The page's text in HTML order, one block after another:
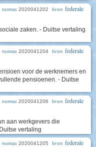
numac 2020041202 bron federale
zaken. - Duitse vertaling
numac 2020041204 bron federale
voor de werknemers en
pensioenen. - Duitse
numac 2020041206 bron federale
aan werkgevers die
vertaling
numac 2020041205 bron federale